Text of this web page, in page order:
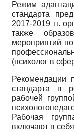
Режим
стандарта
2017-2019 гг.
также
мероприятий
(психолог в
Рекомендации
стандарта в
рабочей
Рабочая
включают в